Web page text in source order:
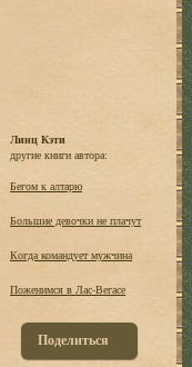
Линц Кэти
другие книги автора:
Бегом к алтарю
Большие девочки не плачут
Когда командует мужчина
Поженимся в Лас-Вегасе
Поделиться